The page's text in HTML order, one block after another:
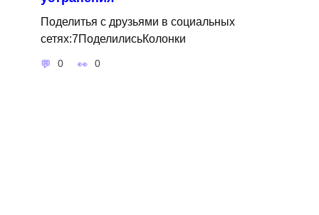
Поделитья с друзьями в социальных
сетях:7ПоделилисьКолонки
0 0